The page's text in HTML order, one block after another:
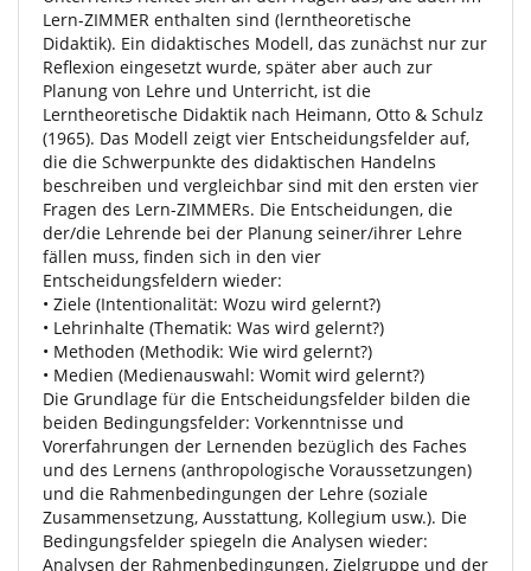
Lern-ZIMMER enthalten sind (lerntheoretische
Didaktik). Ein didaktisches Modell, das zunächst nur zur
Reflexion eingesetzt wurde, später aber auch zur
Planung von Lehre und Unterricht, ist die
Lerntheoretische Didaktik nach Heimann, Otto & Schulz
(1965). Das Modell zeigt vier Entscheidungsfelder auf,
die die Schwerpunkte des didaktischen Handelns
beschreiben und vergleichbar sind mit den ersten vier
Fragen des Lern-ZIMMERs. Die Entscheidungen, die
der/die Lehrende bei der Planung seiner/ihrer Lehre
fällen muss, finden sich in den vier
Entscheidungsfeldern wieder:
• Ziele (Intentionalität: Wozu wird gelernt?)
• Lehrinhalte (Thematik: Was wird gelernt?)
• Methoden (Methodik: Wie wird gelernt?)
• Medien (Medienauswahl: Womit wird gelernt?)
Die Grundlage für die Entscheidungsfelder bilden die
beiden Bedingungsfelder: Vorkenntnisse und
Vorerfahrungen der Lernenden bezüglich des Faches
und des Lernens (anthropologische Voraussetzungen)
und die Rahmenbedingungen der Lehre (soziale
Zusammensetzung, Ausstattung, Kollegium usw.). Die
Bedingungsfelder spiegeln die Analysen wieder:
Analysen der Rahmenbedingungen, Zielgruppe und der